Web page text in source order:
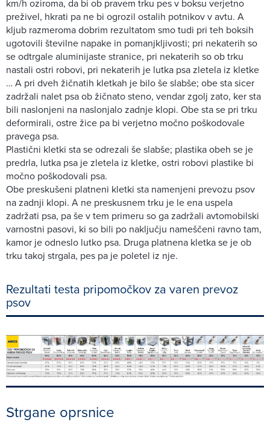
km/h oziroma, da bi ob pravem trku pes v boksu verjetno
preživel, hkrati pa ne bi ogrozil ostalih potnikov v avtu. A
kljub razmeroma dobrim rezultatom smo tudi pri teh boksih
ugotovili številne napake in pomanjkljivosti; pri nekaterih so
se odtrgale aluminijaste stranice, pri nekaterih so ob trku
nastali ostri robovi, pri nekaterih je lutka psa zletela iz kletke
… A pri dveh žičnatih kletkah je bilo še slabše; obe sta sicer
zadržali nalet psa ob žičnato steno, vendar zgolj zato, ker sta
bili naslonjeni na naslonjalo zadnje klopi. Obe sta se pri trku
deformirali, ostre žice pa bi verjetno močno poškodovale
pravega psa.
Plastični kletki sta se odrezali še slabše; plastika obeh se je
predrla, lutka psa je zletela iz kletke, ostri robovi plastike bi
močno poškodovali psa.
Obe preskušeni platneni kletki sta namenjeni prevozu psov
na zadnji klopi. A ne preskusnem trku je le ena uspela
zadržati psa, pa še v tem primeru so ga zadržali avtomobilski
varnostni pasovi, ki so bili po naključju nameščeni ravno tam,
kamor je odneslo lutko psa. Druga platnena kletka se je ob
trku takoj strgala, pes pa je poletel iz nje.
Rezultati testa pripomočkov za varen prevoz
psov
Strgane oprsnice